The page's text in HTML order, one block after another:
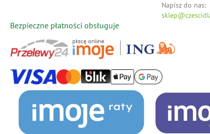
Napisz do nas:
Bezpieczne płatności obsługuje